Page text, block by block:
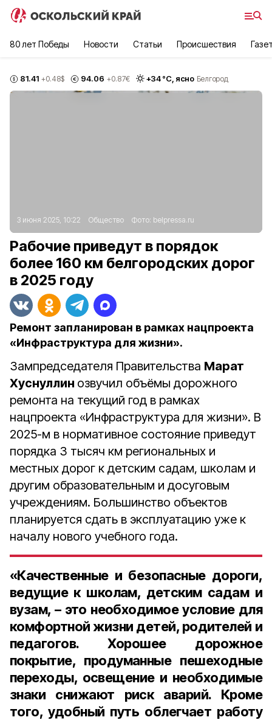
80 лет Победы Новости Статьи Происшествия
81.41 +0.48$ 94.06 +0.87€ +34°С, ясно Белгород
3 июня 2025, 10:22 Общество Фото: belpressa.ru
Рабочие приведут в порядок
более 160 км белгородских дорог
в 2025 году
Ремонт запланирован в рамках нацпроекта
«Инфраструктура для жизни».
Зампредседателя Правительства Марат
Хуснуллин озвучил объёмы дорожного
ремонта на текущий год в рамках
нацпроекта «Инфраструктура для жизни». В
2025-м в нормативное состояние приведут
порядка 3 тысяч км региональных и
местных дорог к детским садам, школам и
другим образовательным и досуговым
учреждениям. Большинство объектов
планируется сдать в эксплуатацию уже к
началу нового учебного года.
«Качественные и безопасные дороги,
ведущие к школам, детским садам и
вузам, – это необходимое условие для
комфортной жизни детей, родителей и
педагогов. Хорошее дорожное
покрытие, продуманные пешеходные
переходы, освещение и необходимые
знаки снижают риск аварий. Кроме
того, удобный путь облегчает работу